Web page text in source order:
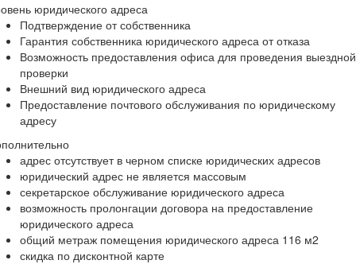
юридического адреса
Подтверждение от собственника
Гарантия собственника юридического адреса от отказа
Возможность предоставления офиса для проведения выездной
проверки
Внешний вид юридического адреса
Предоставление почтового обслуживания по юридическому
адресу
адрес отсутствует в черном списке юридических адресов
юридический адрес не является массовым
секретарское обслуживание юридического адреса
возможность пролонгации договора на предоставление
юридического адреса
общий метраж помещения юридического адреса 116 м2
скидка по дисконтной карте